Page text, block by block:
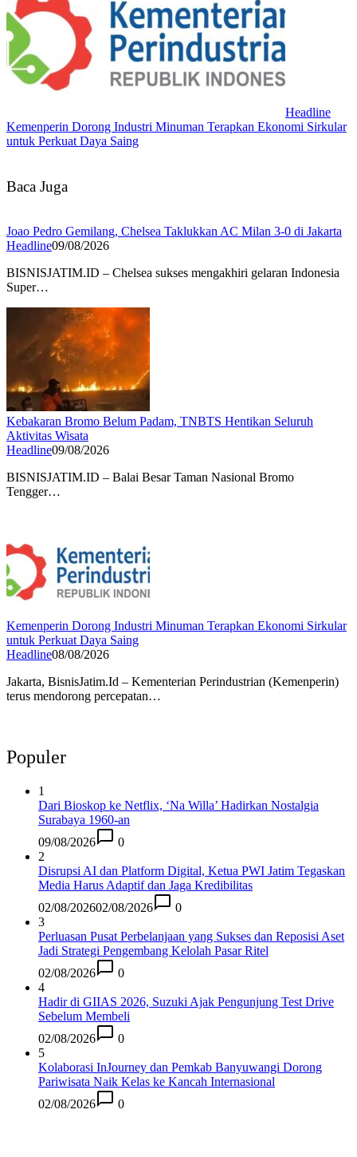
Headline
Kemenperin Dorong Industri Minuman Terapkan Ekonomi Sirkular
untuk Perkuat Daya Saing
Baca Juga
Joao Pedro Gemilang, Chelsea Taklukkan AC Milan 3-0 di Jakarta
Headline09/08/2026
BISNISJATIM.ID – Chelsea sukses mengakhiri gelaran Indonesia
Super…
Kebakaran Bromo Belum Padam, TNBTS Hentikan Seluruh
Aktivitas Wisata
Headline09/08/2026
BISNISJATIM.ID – Balai Besar Taman Nasional Bromo
Tengger…
Kemenperin Dorong Industri Minuman Terapkan Ekonomi Sirkular
untuk Perkuat Daya Saing
Headline08/08/2026
Jakarta, BisnisJatim.Id – Kementerian Perindustrian (Kemenperin)
terus mendorong percepatan…
Populer
1
Dari Bioskop ke Netflix, ‘Na Willa’ Hadirkan Nostalgia
Surabaya 1960-an
09/08/2026
0
2
Disrupsi AI dan Platform Digital, Ketua PWI Jatim Tegaskan
Media Harus Adaptif dan Jaga Kredibilitas
02/08/202602/08/2026
0
3
Perluasan Pusat Perbelanjaan yang Sukses dan Reposisi Aset
Jadi Strategi Pengembang Kelolah Pasar Ritel
02/08/2026
0
4
Hadir di GIIAS 2026, Suzuki Ajak Pengunjung Test Drive
Sebelum Membeli
02/08/2026
0
5
Kolaborasi InJourney dan Pemkab Banyuwangi Dorong
Pariwisata Naik Kelas ke Kancah Internasional
02/08/2026
0